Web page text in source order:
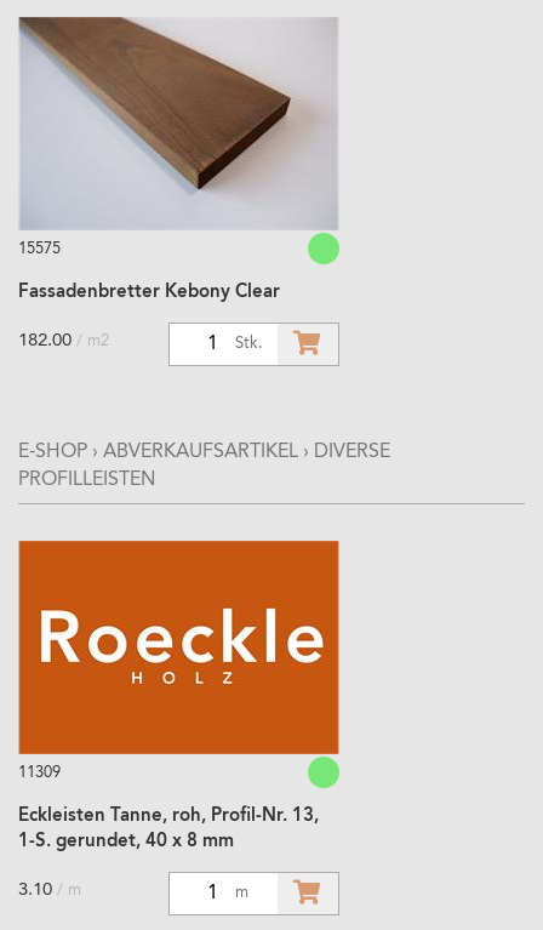
15575
Fassadenbretter Kebony Clear
Stk.
182.00 / m2
E-SHOP › ABVERKAUFSARTIKEL › DIVERSE
PROFILLEISTEN
11309
Eckleisten Tanne, roh, Profil-Nr. 13,
1-S. gerundet, 40 x 8 mm
m
3.10 / m